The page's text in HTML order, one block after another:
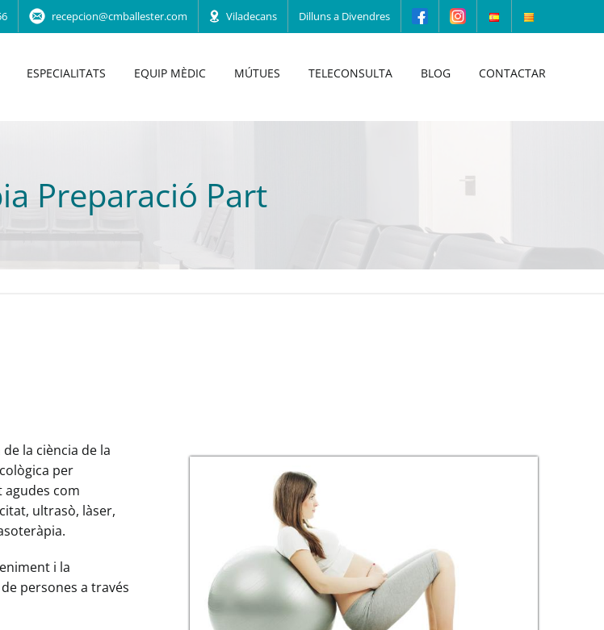
recepcion@cmballester.com Viladecans Dilluns a Divendres
ESPECIALITATS EQUIP MÈDIC MÚTUES TELECONSULTA BLOG CONTACTAR
Preparació Part
la ciència de la
per
com
ultrasò, làser,
i la
persones a través